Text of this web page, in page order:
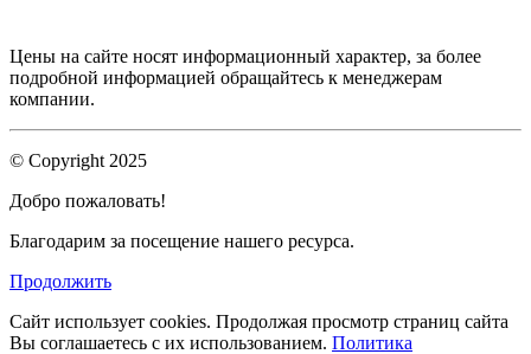
Цены на сайте носят информационный характер, за более
подробной информацией обращайтесь к менеджерам
компании.
© Copyright 2025
Добро пожаловать!
Благодарим за посещение нашего ресурса.
Продолжить
Сайт использует cookies. Продолжая просмотр страниц сайта
Вы соглашаетесь с их использованием. Политика